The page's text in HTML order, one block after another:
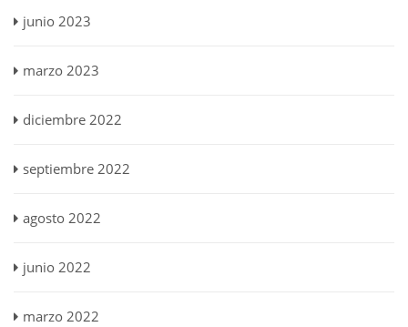
junio 2023
marzo 2023
diciembre 2022
septiembre 2022
agosto 2022
junio 2022
marzo 2022